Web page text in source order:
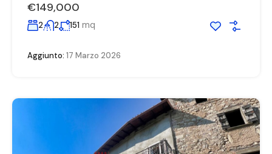
€149,000
2 2 151 mq
Aggiunto: 17 Marzo 2026